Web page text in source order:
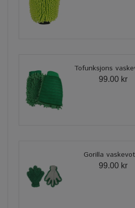
Tofunksjons
99.00 kr
Gorilla
99.00 kr